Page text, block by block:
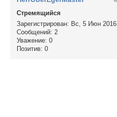
Стремящийся
Зарегистрирован: Вс, 5 Июн 2016
Сообщений: 2
Уважение: 0
Позитив: 0